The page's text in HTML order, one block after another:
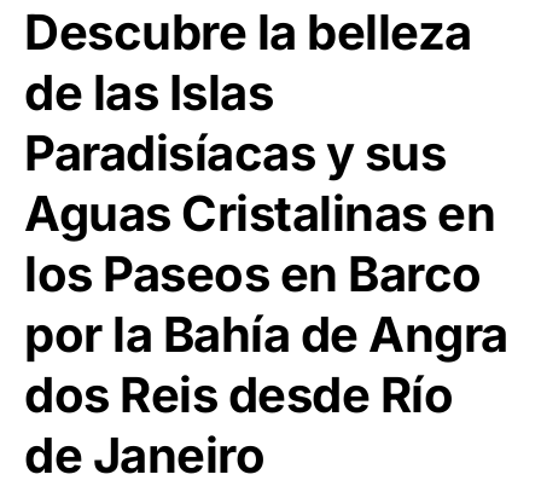
Descubre la belleza
de las Islas
Paradisíacas y sus
Aguas Cristalinas en
los Paseos en Barco
por la Bahía de Angra
dos Reis desde Río
de Janeiro